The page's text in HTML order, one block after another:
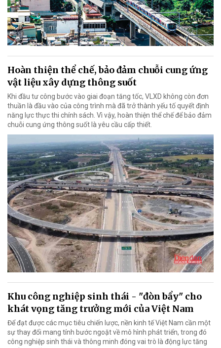
Hoàn thiện thể chế, bảo đảm chuỗi cung ứng
vật liệu xây dựng thông suốt
Khi đầu tư công bước vào giai đoạn tăng tốc, VLXD không còn đơn
thuần là đầu vào của công trình mà đã trở thành yếu tố quyết định
năng lực thực thi chính sách. Vì vậy, hoàn thiện thể chế để bảo đảm
chuỗi cung ứng thông suốt là yêu cầu cấp thiết.
Khu công nghiệp sinh thái - "đòn bẩy" cho
khát vọng tăng trưởng mới của Việt Nam
Để đạt được các mục tiêu chiến lược, nền kinh tế Việt Nam cần một
sự thay đổi mang tính bước ngoặt về mô hình phát triển, trong đó
công nghiệp sinh thái và thông minh đóng vai trò là động lực tăng